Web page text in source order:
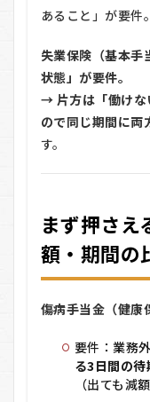
は
受
給
で
き
な
か
まず
押さ
える
基
礎：
要
金
額・
あること」が要件。
失業保険（基本手
状態」が要件。
→ 片方は「働けな
ので同じ期間に両
す。
まず押さえ
額・期間の
傷病手当金（健康
要件：業務
る3日間の待
（出ても減